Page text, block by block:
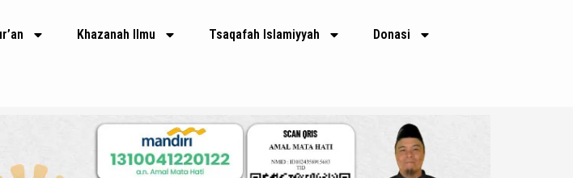
Khazanah Ilmu Tsaqafah Islamiyyah Donasi